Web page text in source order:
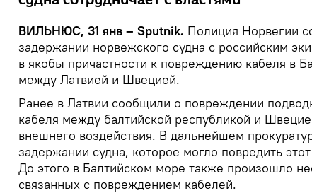
ВИЛЬНЮС, 31 янв – Sputnik. Полиция Норвегии
задержании норвежского судна с российским
в якобы причастности к повреждению кабеля в
между Латвией и Швецией.
Ранее в Латвии сообщили о повреждении
кабеля между балтийской республикой и
внешнего воздействия. В дальнейшем
задержании судна, которое могло повредить
До этого в Балтийском море также произошло
связанных с повреждением кабелей.